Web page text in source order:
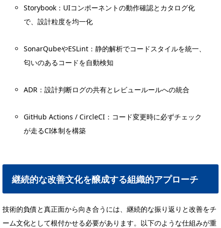
Storybook：UIコンポーネントの動作確認とカタログ化
で、設計粒度を均一化
SonarQubeやESLint：静的解析でコードスタイルを統一、
匂いのあるコードを自動検知
ADR：設計判断ログの共有とレビュールールへの統合
GitHub Actions / CircleCI：コード変更時に必ずチェック
が走るCI体制を構築
継続的な改善文化を醸成する組織的アプローチ
技術的負債と真正面から向き合うには、継続的な振り返りと改善をチ
ーム文化として根付かせる必要があります。以下のような仕組みが重